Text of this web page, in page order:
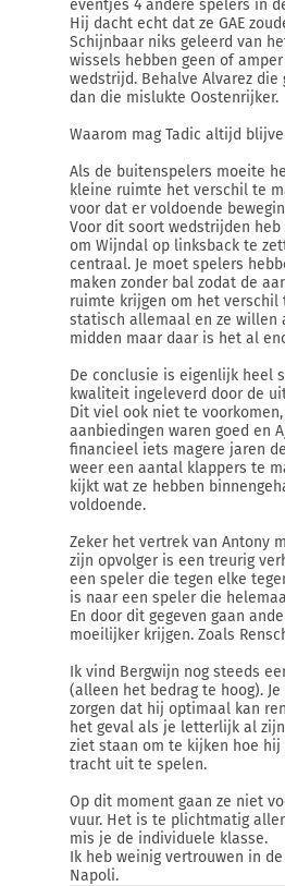
eventjes 4 andere spelers in
Hij dacht echt dat ze GAE
Schijnbaar niks geleerd van
wissels hebben geen of
wedstrijd. Behalve Alvarez die
dan die mislukte Oostenrijker.
Waarom mag Tadic altijd
Als de buitenspelers moeite
kleine ruimte het verschil te
voor dat er voldoende
Voor dit soort wedstrijden
om Wijndal op linksback te
centraal. Je moet spelers
maken zonder bal zodat de
ruimte krijgen om het verschil
statisch allemaal en ze willen
midden maar daar is het al
De conclusie is eigenlijk heel
kwaliteit ingeleverd door de
Dit viel ook niet te
aanbiedingen waren goed en
financieel iets magere jaren
weer een aantal klappers te
kijkt wat ze hebben
voldoende.
Zeker het vertrek van Antony
zijn opvolger is een treurig
een speler die tegen elke
is naar een speler die
En door dit gegeven gaan
moeilijker krijgen. Zoals
Ik vind Bergwijn nog steeds
(alleen het bedrag te hoog).
zorgen dat hij optimaal kan
het geval als je letterlijk al
ziet staan om te kijken hoe hij
tracht uit te spelen.
Op dit moment gaan ze niet
vuur. Het is te plichtmatig
mis je de individuele klasse.
Ik heb weinig vertrouwen in
Napoli.